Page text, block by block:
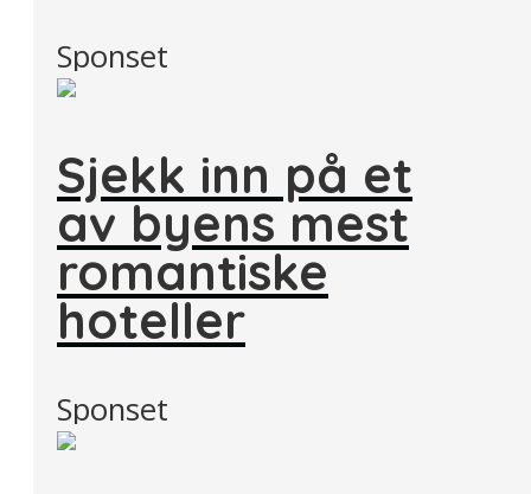
Sponset
Sjekk inn på et
av byens mest
romantiske
hoteller
Sponset